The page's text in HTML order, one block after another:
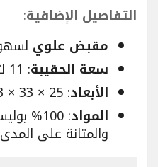
التفاصيل الإضافية:
مقبض علوي
سعة الحقيبة: 11 لتر.
الأبعاد: 25 × 33 × 13 سم.
المواد
: 100%
والمتانة على